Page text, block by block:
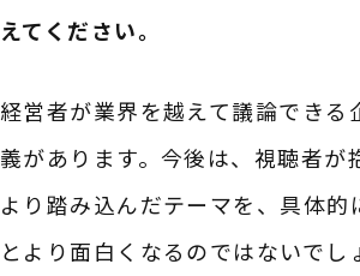
えてください。
経営者が業界を越えて議論できる
義があります。今後は、視聴者が
より踏み込んだテーマを、具体的
とより面白くなるのではないでし